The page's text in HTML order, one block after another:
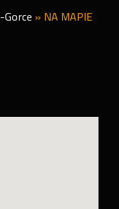
Gorce » NA MAPIE